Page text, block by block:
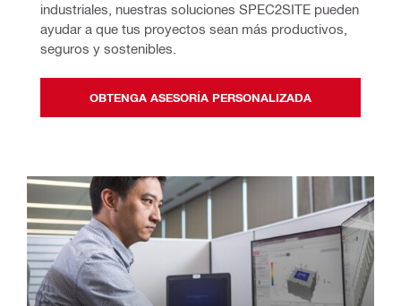
industriales, nuestras soluciones SPEC2SITE pueden
ayudar a que tus proyectos sean más productivos,
seguros y sostenibles.
OBTENGA ASESORÍA PERSONALIZADA